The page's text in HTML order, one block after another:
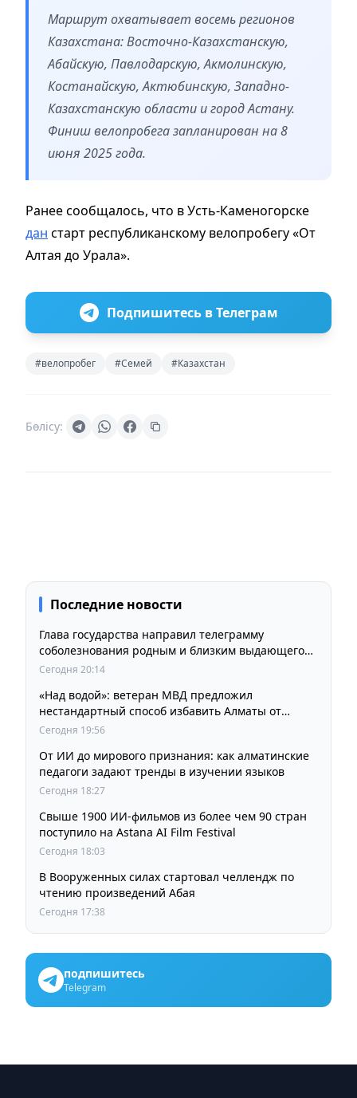
Маршрут охватывает восемь регионов
Казахстана: Восточно-Казахстанскую,
Абайскую, Павлодарскую, Акмолинскую,
Костанайскую, Актюбинскую, Западно-
Казахстанскую области и город Астану.
Финиш велопробега запланирован на 8
июня 2025 года.
Ранее сообщалось, что в Усть-Каменогорске
дан старт республиканскому велопробегу «От
Алтая до Урала».
Подпишитесь в Телеграм
#велопробег #Семей #Казахстан
Бөлісу:
Последние новости
Глава государства направил телеграмму
соболезнования родным и близким выдающегося
кинорежиссера Ардака Амиркулова
Сегодня 20:14
«Над водой»: ветеран МВД предложил
нестандартный способ избавить Алматы от
пробок и смога
Сегодня 19:56
От ИИ до мирового признания: как алматинские
педагоги задают тренды в изучении языков
Сегодня 18:27
Свыше 1900 ИИ-фильмов из более чем 90 стран
поступило на Astana AI Film Festival
Сегодня 18:03
В Вооруженных силах стартовал челлендж по
чтению произведений Абая
Сегодня 17:38
подпишитесь
Telegram